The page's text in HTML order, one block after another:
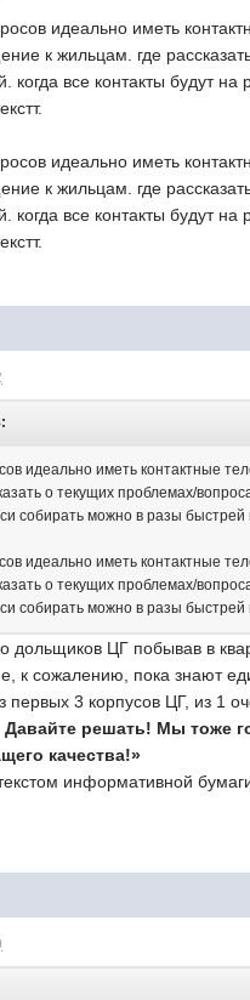
идеально иметь
к жильцам. где
когда все контакты будут
идеально иметь
к жильцам. где
когда все контакты будут
идеально иметь контактные
о текущих проблемах/
собирать можно в разы быстрей
идеально иметь контактные
о текущих проблемах/
собирать можно в разы быстрей
дольщиков ЦГ побывав в
к сожалению, пока знают
первых 3 корпусов ЦГ, из 1
решать! Мы тоже
качества!»
информативной